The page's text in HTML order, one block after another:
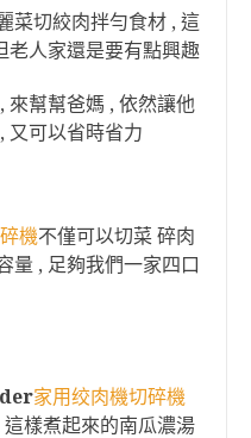
菜切絞肉拌勻食材 , 這
老人家還是要有點興趣
來幫幫爸媽 , 依然讓他
又可以省時省力
機不僅可以切菜 碎肉
量 , 足夠我們一家四口
家用绞肉機切碎機
樣煮起來的南瓜濃湯